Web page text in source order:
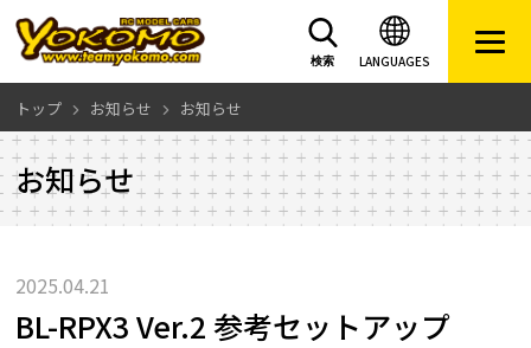
LANGUAGES
検索
トップ お知らせ お知らせ
お知らせ
2025.04.21
BL-RPX3 Ver.2 参考セットアップ